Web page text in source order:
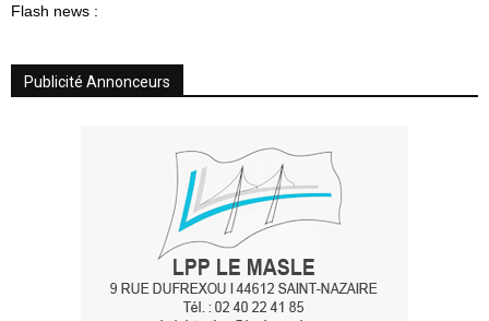
Flash news :
Publicité Annonceurs